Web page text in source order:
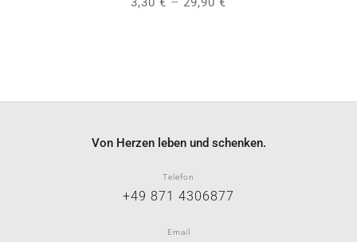
Von Herzen leben und schenken.
Telefon
+49 871 4306877
Email